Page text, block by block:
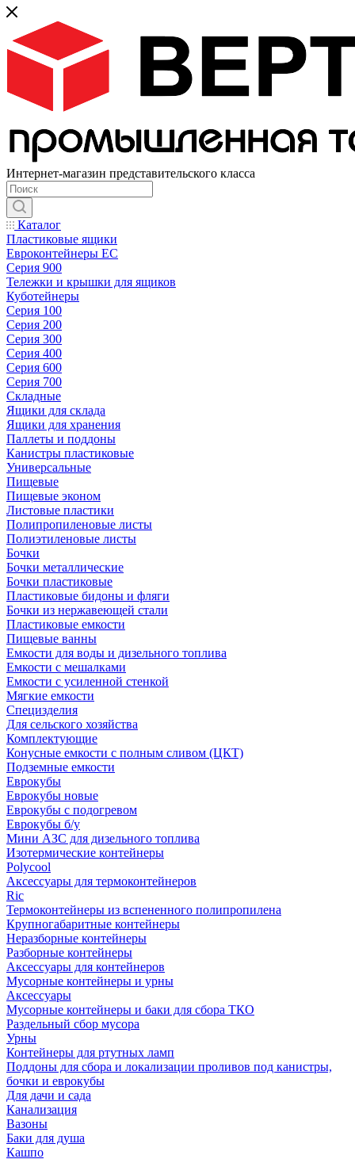
Интернет-магазин представительского класса
Каталог
Пластиковые ящики
Евроконтейнеры ЕС
Серия 900
Тележки и крышки для ящиков
Куботейнеры
Серия 100
Серия 200
Серия 300
Серия 400
Серия 600
Серия 700
Складные
Ящики для склада
Ящики для хранения
Паллеты и поддоны
Канистры пластиковые
Универсальные
Пищевые
Пищевые эконом
Листовые пластики
Полипропиленовые листы
Полиэтиленовые листы
Бочки
Бочки металлические
Бочки пластиковые
Пластиковые бидоны и фляги
Бочки из нержавеющей стали
Пластиковые емкости
Пищевые ванны
Емкости для воды и дизельного топлива
Емкости с мешалками
Емкости с усиленной стенкой
Мягкие емкости
Специзделия
Для сельского хозяйства
Комплектующие
Конусные емкости с полным сливом (ЦКТ)
Подземные емкости
Еврокубы
Еврокубы новые
Еврокубы с подогревом
Еврокубы б/у
Мини АЗС для дизельного топлива
Изотермические контейнеры
Polycool
Аксессуары для термоконтейнеров
Ric
Термоконтейнеры из вспененного полипропилена
Крупногабаритные контейнеры
Неразборные контейнеры
Разборные контейнеры
Аксессуары для контейнеров
Мусорные контейнеры и урны
Аксессуары
Мусорные контейнеры и баки для сбора ТКО
Раздельный сбор мусора
Урны
Контейнеры для ртутных ламп
Поддоны для сбора и локализации проливов под канистры,
бочки и еврокубы
Для дачи и сада
Канализация
Вазоны
Баки для душа
Кашпо